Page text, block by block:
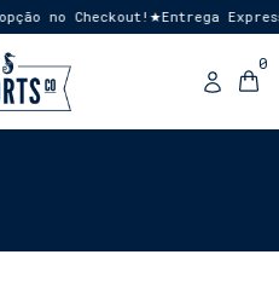
no Checkout!★Entrega
0